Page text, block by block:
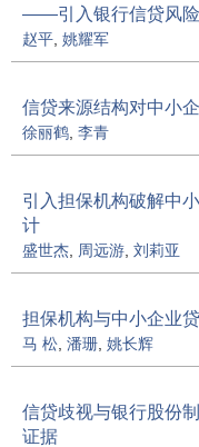
——引入银行信贷风险
赵平 姚耀军
信贷来源结构对中小
徐丽鹤 李青
引入担保机构破解中
计
盛世杰 周远游 刘莉亚
担保机构与中小企业
马 松 潘珊 姚长辉
信贷歧视与银行股份
证据